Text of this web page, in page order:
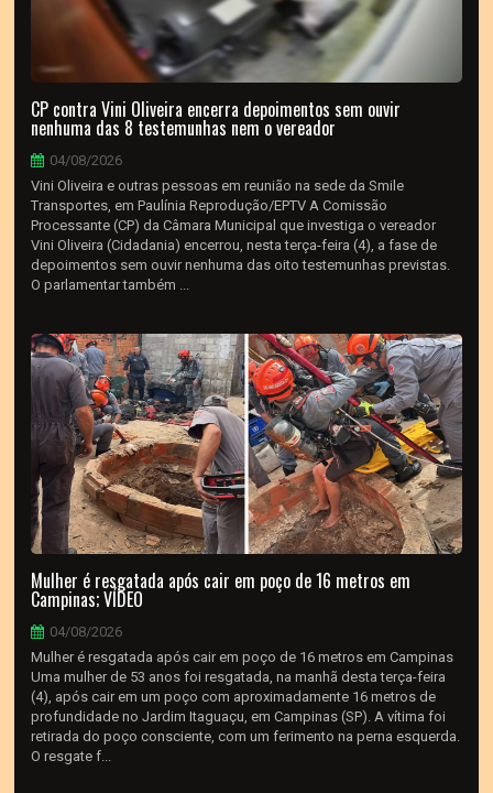
CP contra Vini Oliveira encerra depoimentos sem ouvir
nenhuma das 8 testemunhas nem o vereador
04/08/2026
Vini Oliveira e outras pessoas em reunião na sede da Smile
Transportes, em Paulínia Reprodução/EPTV A Comissão
Processante (CP) da Câmara Municipal que investiga o vereador
Vini Oliveira (Cidadania) encerrou, nesta terça-feira (4), a fase de
depoimentos sem ouvir nenhuma das oito testemunhas previstas.
O parlamentar também ...
Mulher é resgatada após cair em poço de 16 metros em
Campinas; VÍDEO
04/08/2026
Mulher é resgatada após cair em poço de 16 metros em Campinas
Uma mulher de 53 anos foi resgatada, na manhã desta terça-feira
(4), após cair em um poço com aproximadamente 16 metros de
profundidade no Jardim Itaguaçu, em Campinas (SP). A vítima foi
retirada do poço consciente, com um ferimento na perna esquerda.
O resgate f...